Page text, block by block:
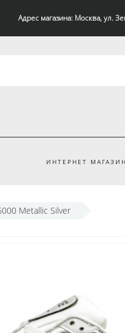
Адрес магазина: Москва, ул.
ИНТЕРНЕТ
Metallic Silver